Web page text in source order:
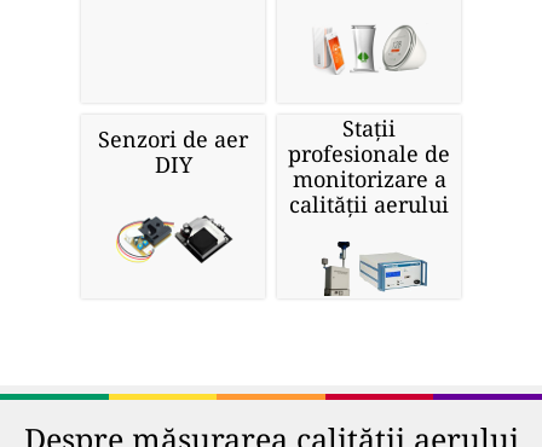
Senzori de aer
DIY
Stații
profesionale de
monitorizare a
calității aerului